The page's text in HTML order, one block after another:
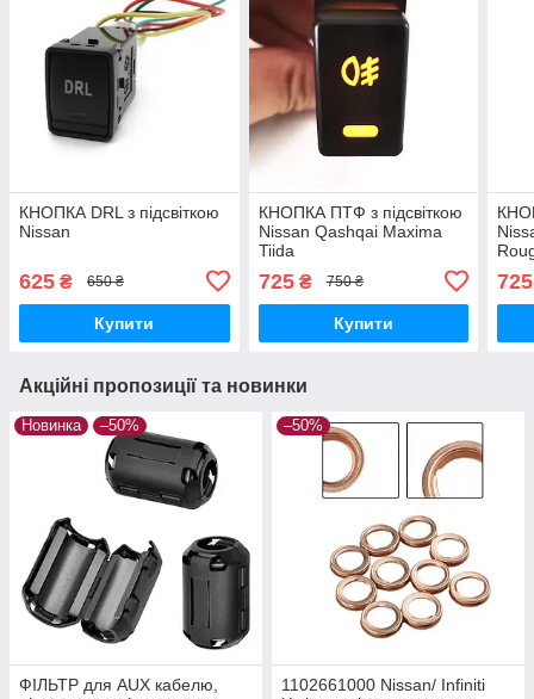
КНОПКА DRL з підсвіткою
Nissan
625 ₴ 650 ₴
Купити
КНОПКА ПТФ з підсвіткою
Nissan Qashqai Maxima
Tiida
725₴ 750 ₴
Купити
725
Акційні пропозиції та новинки
Новинка –50%
ФІЛЬТР для AUX кабелю,
–50%
1102661000 Nissan/ Infiniti